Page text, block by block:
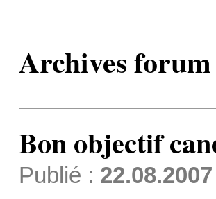
Archives forum
Bon objectif
Publié :